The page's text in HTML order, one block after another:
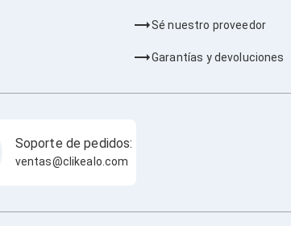
Sé nuestro proveedor
Garantías y devoluciones
Soporte de pedidos:
ventas@clikealo.com